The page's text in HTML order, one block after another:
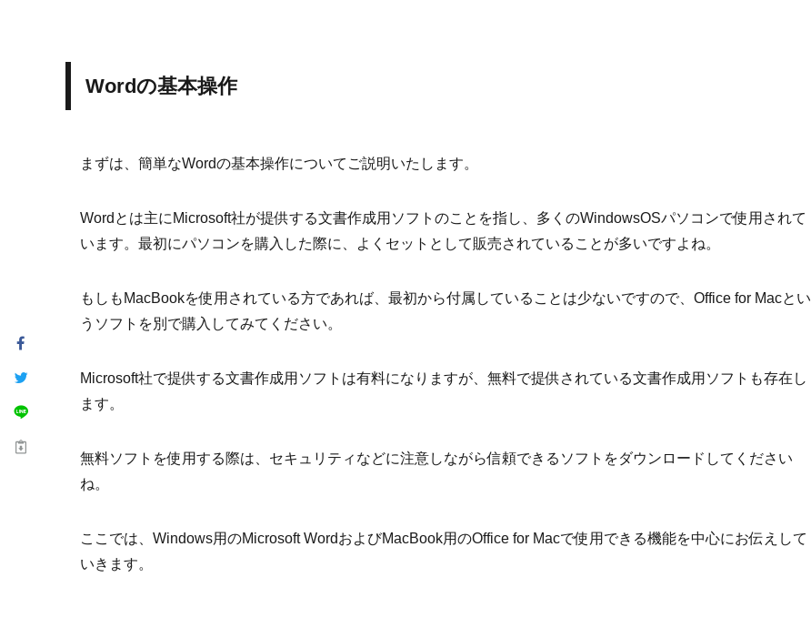
Wordの基本操作
まずは、簡単なWordの基本操作についてご説明いたします。
Wordとは主にMicrosoft社が提供する文書作成用ソフトのことを指し、多くのWindowsOSパソコンで使用されて
います。最初にパソコンを購入した際に、よくセットとして販売されていることが多いですよね。
もしもMacBookを使用されている方であれば、最初から付属していることは少ないですので、Office for Macとい
うソフトを別で購入してみてください。
Microsoft社で提供する文書作成用ソフトは有料になりますが、無料で提供されている文書作成用ソフトも存在し
ます。
無料ソフトを使用する際は、セキュリティなどに注意しながら信頼できるソフトをダウンロードしてください
ね。
ここでは、Windows用のMicrosoft WordおよびMacBook用のOffice for Macで使用できる機能を中心にお伝えして
いきます。